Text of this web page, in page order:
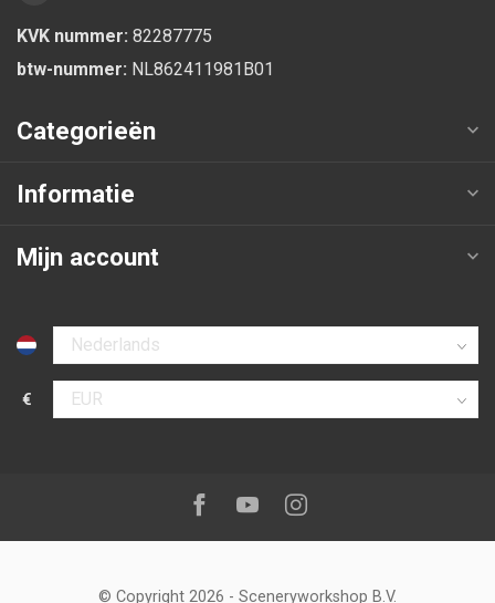
KVK nummer: 82287775
btw-nummer: NL862411981B01
Categorieën
Informatie
Mijn account
Selecteer taal
€
Selecteer valuta
Volg ons op:Facebook
YoutubeInstagram
© Copyright 2026 - Sceneryworkshop B.V.